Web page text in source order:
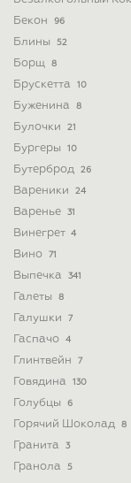
Бекон 96
Блины 52
Борщ 8
Брускетта 10
Буженина 8
Булочки 21
Бургеры 10
Бутерброд 26
Вареники 24
Варенье 31
Винегрет 4
Вино 71
Выпечка 341
Галеты 8
Галушки 7
Гаспачо 4
Глинтвейн 7
Говядина 130
Голубцы 6
Горячий Шоколад 8
Гранита 3
Гранола 5